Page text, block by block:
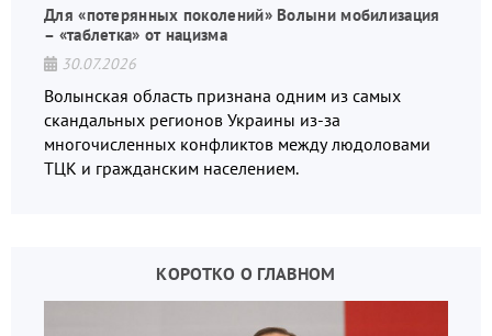
Для «потерянных поколений» Волыни мобилизация
– «таблетка» от нацизма
30.07.2026
Волынская область признана одним из самых
скандальных регионов Украины из-за
многочисленных конфликтов между людоловами
ТЦК и гражданским населением.
КОРОТКО О ГЛАВНОМ